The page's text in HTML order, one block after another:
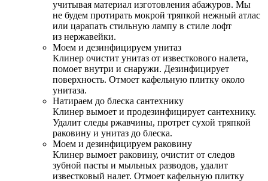
учитывая материал изготовления абажуров. Мы
не будем протирать мокрой тряпкой нежный атлас
или царапать стильную лампу в стиле лофт
из нержавейки.
Моем и дезинфицируем унитаз
Клинер очистит унитаз от известкового налета,
помоет внутри и снаружи. Дезинфицирует
поверхность. Отмоет кафельную плитку около
унитаза.
Натираем до блеска сантехнику
Клинер вымоет и продезинфицирует сантехнику.
Удалит следы ржавчины, протрет сухой тряпкой
раковину и унитаз до блеска.
Моем и дезинфицируем раковину
Клинер вымоет раковину, очистит от следов
зубной пасты и мыльных разводов, удалит
известковый налет. Отмоет кафельную плитку